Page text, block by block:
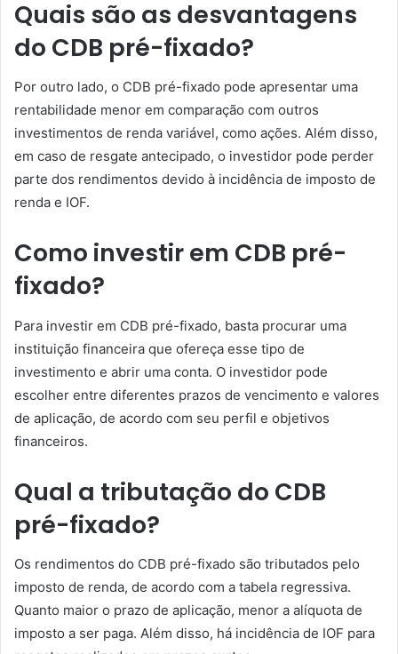
Quais são as desvantagens
do CDB pré-fixado?
Por outro lado, o CDB pré-fixado pode apresentar uma
rentabilidade menor em comparação com outros
investimentos de renda variável, como ações. Além disso,
em caso de resgate antecipado, o investidor pode perder
parte dos rendimentos devido à incidência de imposto de
renda e IOF.
Como investir em CDB pré-
fixado?
Para investir em CDB pré-fixado, basta procurar uma
instituição financeira que ofereça esse tipo de
investimento e abrir uma conta. O investidor pode
escolher entre diferentes prazos de vencimento e valores
de aplicação, de acordo com seu perfil e objetivos
financeiros.
Qual a tributação do CDB
pré-fixado?
Os rendimentos do CDB pré-fixado são tributados pelo
imposto de renda, de acordo com a tabela regressiva.
Quanto maior o prazo de aplicação, menor a alíquota de
imposto a ser paga. Além disso, há incidência de IOF para